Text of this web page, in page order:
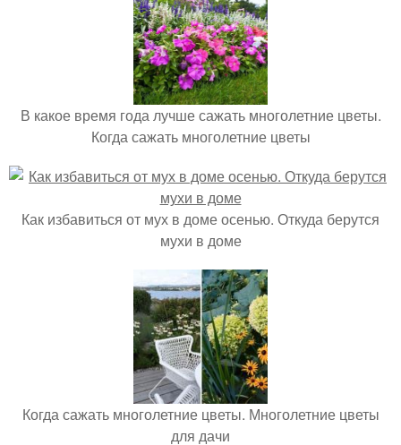
В какое время года лучше сажать многолетние цветы.
Когда сажать многолетние цветы
Как избавиться от мух в доме осенью. Откуда берутся
мухи в доме
Когда сажать многолетние цветы. Многолетние цветы
для дачи